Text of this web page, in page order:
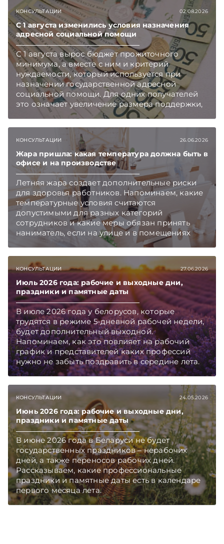
Главное об экономике Беларуси — раньше,
чем в новостях TelegramViber
КОНСУЛЬТАЦИИ 02.08.2026
С 1 августа изменились условия назначения
адресной социальной помощи
С 1 августа вырос бюджет прожиточного
минимума, а вместе с ним и критерий
нуждаемости, который используется при
назначении государственной адресной
социальной помощи. Для одних получателей
это означает увеличение размера поддержки,
а для других повышение порога дохода
помощью. Подписывайтесь на Telegram‑канал
и Viber. Главное об экономике Беларуси —
раньше, чем в новостях TelegramViber
КОНСУЛЬТАЦИИ 26.06.2026
Жара пришла: какая температура должна быть в
офисе и на производстве
Летняя жара создает дополнительные риски
для здоровья работников. Напоминаем, какие
температурные условия считаются
допустимыми для разных категорий
сотрудников и какие меры обязан принять
наниматель, если на улице и в помещениях
становится слишком жарко.
КОНСУЛЬТАЦИИ 27.06.2026
Июль 2026 года: рабочие и выходные дни,
праздники и памятные даты
В июле 2026 года у белорусов, которые
трудятся в режиме 5-дневной рабочей недели,
будет дополнительный выходной.
Напоминаем, как это повлияет на рабочий
график и представителей каких профессий
нужно не забыть поздравить в середине лета.
КОНСУЛЬТАЦИИ 24.05.2026
Июнь 2026 года: рабочие и выходные дни,
праздники и памятные даты
В июне 2026 года в Беларуси не будет
государственных праздников – нерабочих
дней, а также переносов рабочих дней.
Рассказываем, какие профессиональные
праздники и памятные даты есть в календаре
первого месяца лета.